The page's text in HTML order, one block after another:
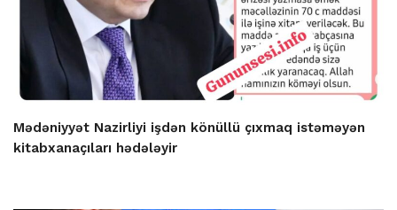
Mədəniyyət Nazirliyi işdən könüllü çıxmaq istəməyən
kitabxanaçıları hədələyir